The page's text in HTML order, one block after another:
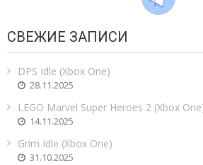
СВЕЖИЕ ЗАПИСИ
DPS Idle (Xbox One)
28.11.2025
LEGO Marvel Super Heroes 2 (Xbox
14.11.2025
Grim Idle (Xbox One)
31.10.2025